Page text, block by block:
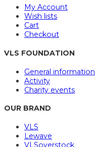
My Account
Wish lists
Cart
Checkout
VLS FOUNDATION
General information
Activity
Charity events
OUR BRAND
VLS
Lewave
VLSoverstock